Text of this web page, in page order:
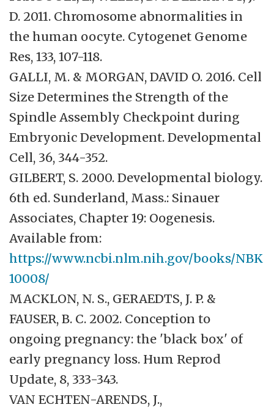
D. 2011. Chromosome abnormalities in
the human oocyte. Cytogenet Genome
Res, 133, 107-118.
GALLI, M. & MORGAN, DAVID O. 2016. Cell
Size Determines the Strength of the
Spindle Assembly Checkpoint during
Embryonic Development. Developmental
Cell, 36, 344-352.
GILBERT, S. 2000. Developmental biology.
6th ed. Sunderland, Mass.: Sinauer
Associates, Chapter 19: Oogenesis.
Available from:
https://www.ncbi.nlm.nih.gov/books/NBK
10008/
MACKLON, N. S., GERAEDTS, J. P. &
FAUSER, B. C. 2002. Conception to
ongoing pregnancy: the 'black box' of
early pregnancy loss. Hum Reprod
Update, 8, 333-343.
VAN ECHTEN-ARENDS, J.,